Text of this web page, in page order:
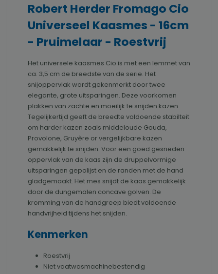
Robert Herder Fromago Cio
Universeel Kaasmes - 16cm
- Pruimelaar - Roestvrij
Het universele kaasmes Cio is met een lemmet van
ca. 3,5 cm de breedste van de serie. Het
snijoppervlak wordt gekenmerkt door twee
elegante, grote uitsparingen. Deze voorkomen
plakken van zachte en moeilijk te snijden kazen.
Tegelijkertijd geeft de breedte voldoende stabilteit
om harder kazen zoals middeloude Gouda,
Provolone, Gruyère or vergelijkbare kazen
gemakkelijk te snijden. Voor een goed gesneden
oppervlak van de kaas zijn de druppelvormige
uitsparingen gepolijst en de randen met de hand
gladgemaakt. Het mes snijdt de kaas gemakkelijk
door de dungemalen concave golven. De
kromming van de handgreep biedt voldoende
handvrijheid tijdens het snijden.
Kenmerken
Roestvrij
Niet vaatwasmachinebestendig